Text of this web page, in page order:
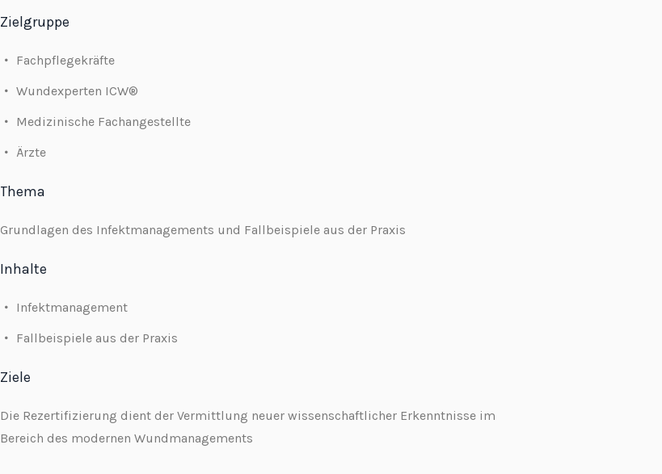
Zielgruppe
Fachpflegekräfte
Wundexperten ICW®
Medizinische Fachangestellte
Ärzte
Thema
Grundlagen des Infektmanagements und Fallbeispiele aus der Praxis
Inhalte
Infektmanagement
Fallbeispiele aus der Praxis
Ziele
Die Rezertifizierung dient der Vermittlung neuer wissenschaftlicher Erkenntnisse im
Bereich des modernen Wundmanagements